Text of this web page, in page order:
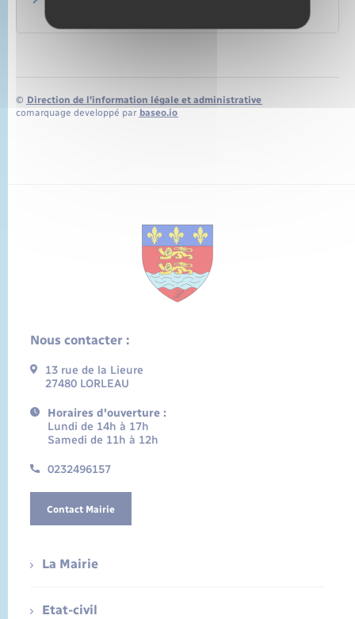
© Direction de l’information légale et administrative
comarquage developpé par baseo.io
Nous contacter :
13 rue de la Lieure
27480 LORLEAU
Horaires d'ouverture :
Lundi de 14h à 17h
Samedi de 11h à 12h
0232496157
Contact Mairie
La Mairie
Etat-civil